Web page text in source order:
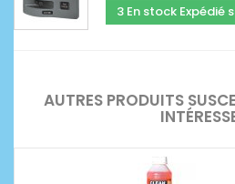
3 En stock Expédié
AUTRES PRODUITS